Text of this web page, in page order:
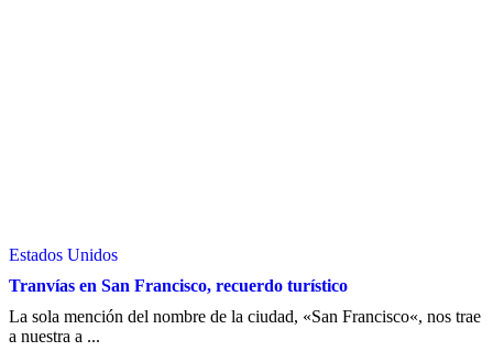
Estados Unidos
Tranvías en San Francisco, recuerdo turístico
La sola mención del nombre de la ciudad, «San Francisco«, nos trae
a nuestra a ...